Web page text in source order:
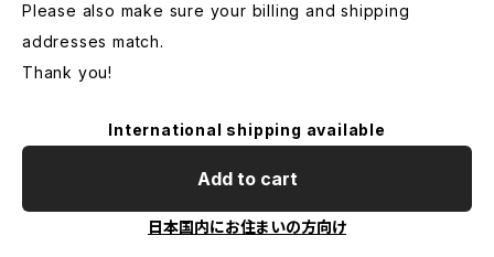
Please also make sure your billing and shipping
addresses match.
Thank you!
International shipping available
Add to cart
日本国内にお住まいの方向け